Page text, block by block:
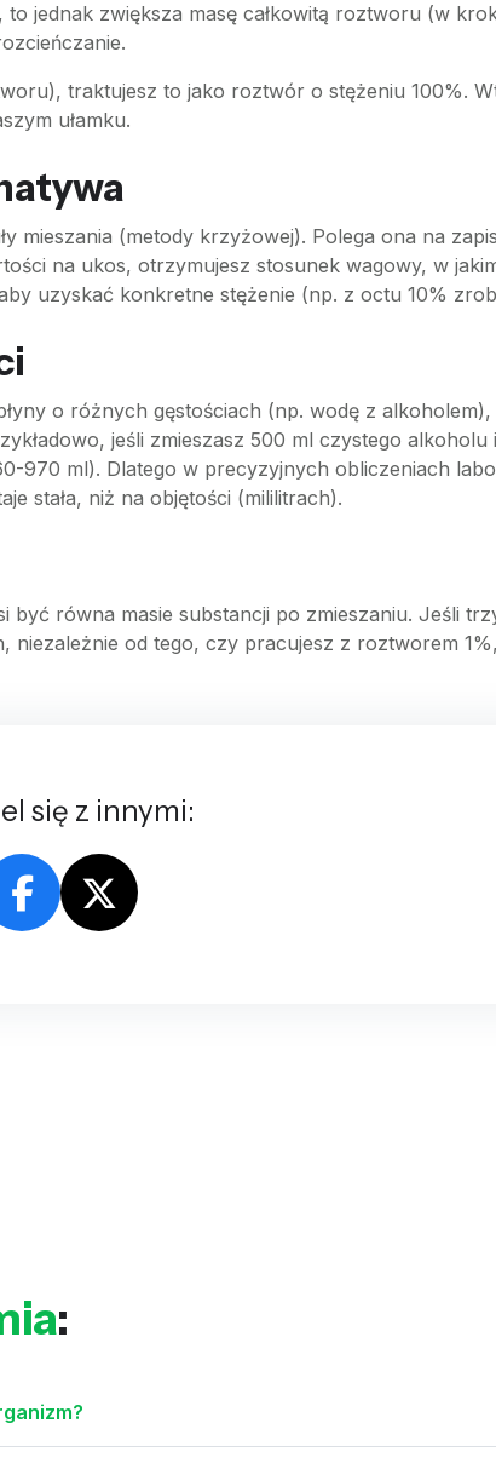
jednak zwiększa masę całkowitą roztworu (w
traktujesz to jako roztwór o stężeniu 100%.
ułamku.
mieszania (metody krzyżowej). Polega ona na
na ukos, otrzymujesz stosunek wagowy, w
uzyskać konkretne stężenie (np. z octu 10%
o różnych gęstościach (np. wodę z
jeśli zmieszasz 500 ml czystego alkoholu
970 ml). Dlatego w precyzyjnych obliczeniach
stała, niż na objętości (mililitrach).
być równa masie substancji po zmieszaniu. Jeśli
niezależnie od tego, czy pracujesz z roztworem
się z innymi:
: